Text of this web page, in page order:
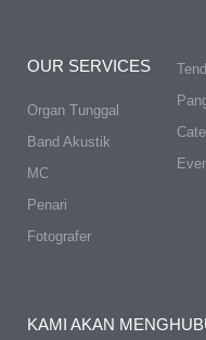
OUR SERVICES
Organ Tunggal
Band Akustik
MC
Penari
Fotografer
KAMI AKAN